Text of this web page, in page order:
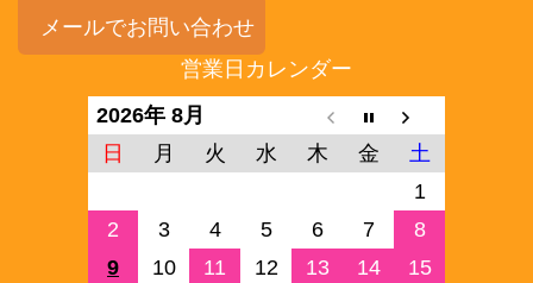
メールでお問い合わせ
営業日カレンダー
2026年 8月
日
月 火 水 木 金
土
1
2
3 4 5 6 7
8
9
10 11 12 13 14
15